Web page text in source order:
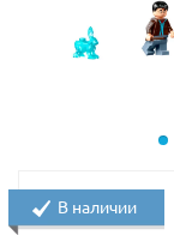
Размеры
В наличии